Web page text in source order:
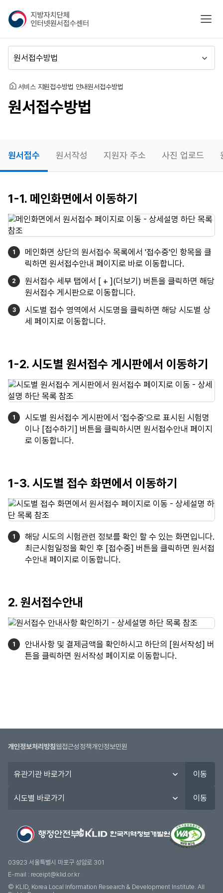
지
방
자
치
단
체
인
넷
원
수
센
터
모바
뉴
동
홈 서비스 지원접수방법 안내원서접수방법
원서접수방법
원서접수 원서작성 지원자 주소 사진 업로드
원서접수
1-1. 메인화면에서 이동하기
메인화면 상단의 원서접수 목록에서 '접수중'인 항목을 클
릭하면 원서접수안내 페이지로 바로 이동합니다.
원서접수 세부 탭에서 [ + ](더보기) 버튼을 클릭하면 해당
원서접수 게시판으로 이동합니다.
시도별 접수 영역에서 시도명을 클릭하면 해당 시도별 상
세 페이지로 이동합니다.
1-2. 시도별 원서접수 게시판에서 이동하기
시도별 원서접수 게시판에서 '접수중'으로 표시된 시험명
이나 [접수하기] 버튼을 클릭하시면 원서접수안내 페이지
로 이동합니다.
1-3. 시도별 접수 화면에서 이동하기
해당 시도의 시험관련 정보를 확인 할 수 있는 화면입니다.
최근시험일정을 확인 후 [접수중] 버튼을 클릭하면 원서접
수안내 페이지로 이동합니다.
2. 원서접수안내
안내사항 및 결제금액을 확인하시고 하단의 [원서작성] 버
튼을 클릭하면 원서작성 페이지로 이동합니다.
개인정보처리방침웹접근성정책개인정보민원
관
이동
도
기
이동
03923 서울특별시 마포구 성암로 301
E-mail : receipt@klid.or.kr
© KLID, Korea Local Information Research & Development Institute. AII